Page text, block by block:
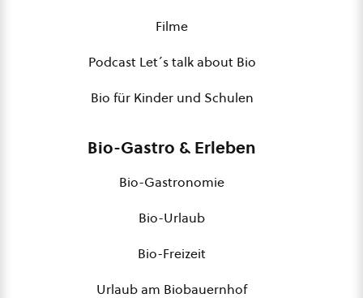
Filme
Podcast Let´s talk about Bio
Bio für Kinder und Schulen
Bio-Gastro & Erleben
Bio-Gastronomie
Bio-Urlaub
Bio-Freizeit
Urlaub am Biobauernhof